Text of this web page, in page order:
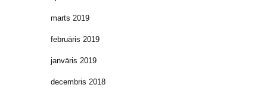
marts 2019
februāris 2019
janvāris 2019
decembris 2018